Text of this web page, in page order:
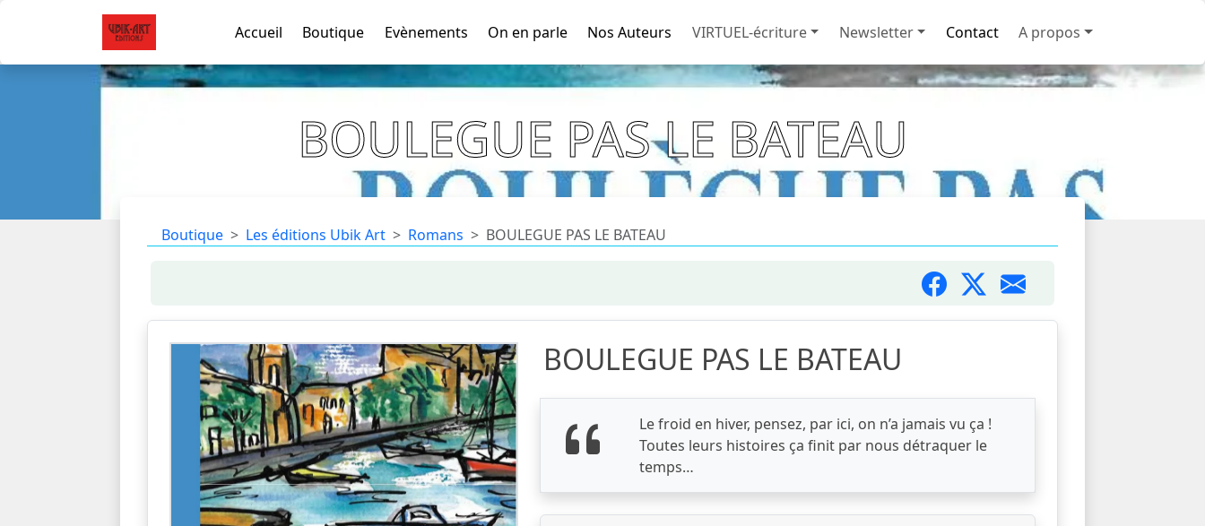
Accueil Boutique Evènements On en parle Nos Auteurs VIRTUEL-écriture Newsletter Contact A propos
BOULEGUE PAS LE BATEAU
Boutique Les éditions Ubik Art Romans BOULEGUE PAS LE BATEAU
BOULEGUE PAS LE BATEAU
Le froid en hiver, pensez, par ici, on n’a jamais vu ça !
Toutes leurs histoires ça finit par nous détraquer le
temps…